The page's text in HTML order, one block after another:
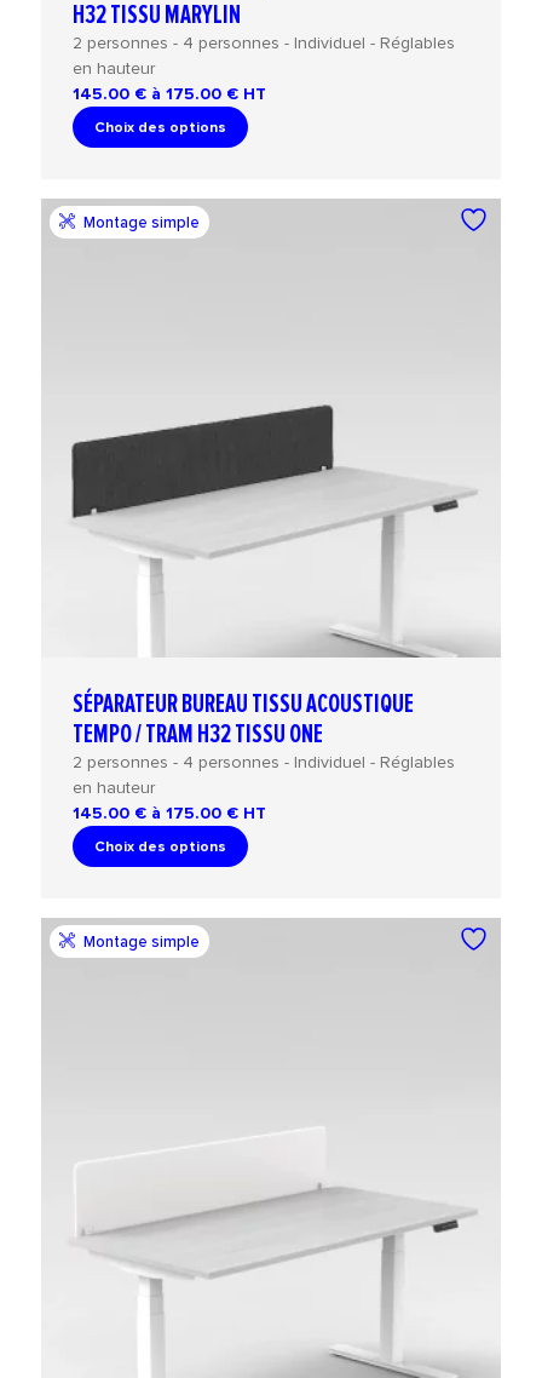
H32 TISSU MARYLIN
2 personnes - 4 personnes - Individuel - Réglables
en hauteur
145.00 € à 175.00 € HT
Choix des options
SÉPARATEUR BUREAU TISSU ACOUSTIQUE
TEMPO / TRAM H32 TISSU ONE
2 personnes - 4 personnes - Individuel - Réglables
en hauteur
145.00 € à 175.00 € HT
Choix des options
Montage simple
Montage simple